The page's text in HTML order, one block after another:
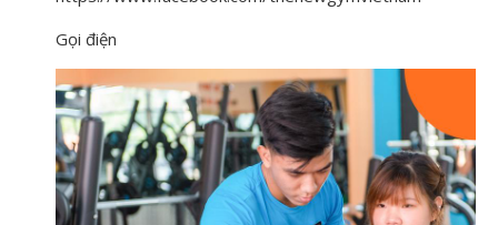
Gọi điện